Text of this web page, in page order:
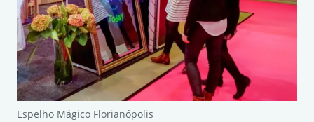
Espelho Mágico Florianópolis